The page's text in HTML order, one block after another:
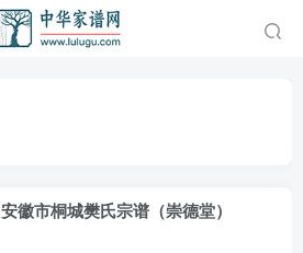
安徽市桐城樊氏宗谱（崇德堂）